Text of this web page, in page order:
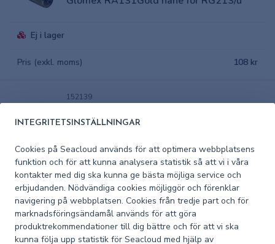
INTEGRITETSINSTÄLLNINGAR
Cookies på Seacloud används för att optimera webbplatsens
funktion och för att kunna analysera statistik så att vi i våra
kontakter med dig ska kunna ge bästa möjliga service och
erbjudanden. Nödvändiga cookies möjliggör och förenklar
navigering på webbplatsen. Cookies från tredje part och för
marknadsföringsändamål används för att göra
produktrekommendationer till dig bättre och för att vi ska
kunna följa upp statistik för Seacloud med hjälp av
Ej i lager
Pris (exkl. moms) 108 kr
152139
hane
I lager
Pris (exkl. moms) 119,20 kr
152161
Glomex Anslutning kompl. RA106